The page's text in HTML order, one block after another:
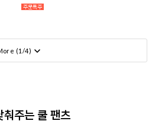
(1 /4)
주는 쿨 팬츠